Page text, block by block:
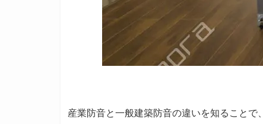
産業防音と一般建築防音の違いを知ることで